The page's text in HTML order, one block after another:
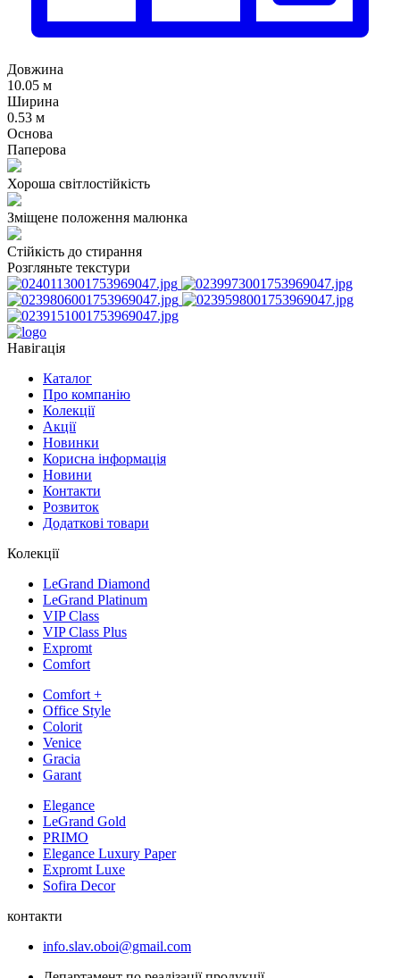
Довжина
10.05 м
Ширина
0.53 м
Основа
Паперова
Хороша світлостійкість
Зміщене положення малюнка
Стійкість до стирання
Розгляньте текстури
Навігація
Каталог
Про компанію
Колекції
Акції
Новинки
Корисна інформація
Новини
Контакти
Розвиток
Додаткові товари
Колекції
LeGrand Diamond
LeGrand Platinum
VIP Class
VIP Class Plus
Expromt
Comfort
Comfort +
Office Style
Colorit
Venice
Gracia
Garant
Elegance
LeGrand Gold
PRIMO
Elegance Luxury Paper
Expromt Luxe
Sofira Decor
контакти
info.slav.oboi@gmail.com